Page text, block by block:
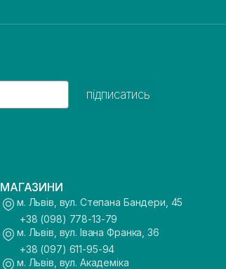
підписатись
МАГАЗИНИ
м. Львів, вул. Степана Бандери, 45
+38 (098) 778-13-79
м. Львів, вул. Івана Франка, 36
+38 (097) 611-95-94
м. Львів, вул. Академіка